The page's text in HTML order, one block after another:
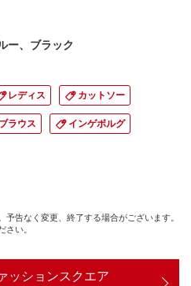
ー、ブラック
レディス カットソー
ブラウス インゲボルグ
告なく変更、終了する場合がございます。
さい。
ッションスクエア